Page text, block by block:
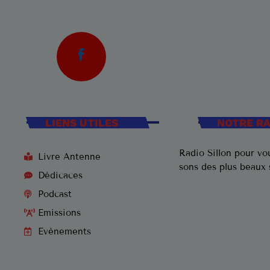
LIENS UTILES
Livre Antenne
Dédicaces
Podcast
Emissions
Evènements
NOTRE
Radio Sillon pour
sons des plus